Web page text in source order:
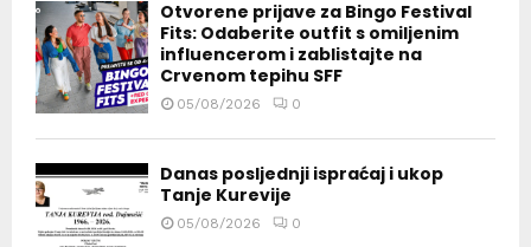
Otvorene prijave za Bingo Festival
Fits: Odaberite outfit s omiljenim
influencerom i zablistajte na
Crvenom tepihu SFF
05/08/2026 0
Danas posljednji ispraćaj i ukop
Tanje Kurevije
05/08/2026 0